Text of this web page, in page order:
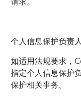
个人信息保护负责
如适用法规要求
指定个人信息保护
保护相关事务。